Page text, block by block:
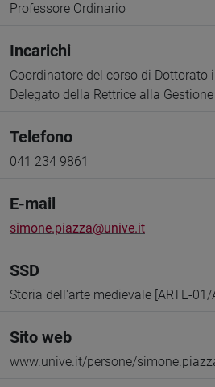
Professore Ordinario
Incarichi
Coordinatore del corso di Dottorato
Delegato della Rettrice alla
Telefono
041 234 9861
E-mail
simone.piazza@unive.it
SSD
Storia dell'arte medievale [ARTE-01/
Sito web
www.unive.it/persone/